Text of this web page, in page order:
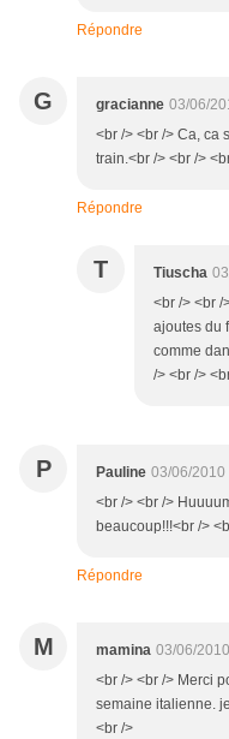
Répondre
G gracianne 03/06/
<br /> <br /> Ca, ca
train.<br /> <br />
Répondre
T Tiuscha
<br /> <br /
ajoutes du
comme
/> <br />
P Pauline 03/06/2010
<br /> <br />
beaucoup!!!<br />
Répondre
M mamina 03/06/
<br /> <br /> Merci
semaine italienne.
<br />